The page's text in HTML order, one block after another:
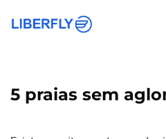
5 praias sem